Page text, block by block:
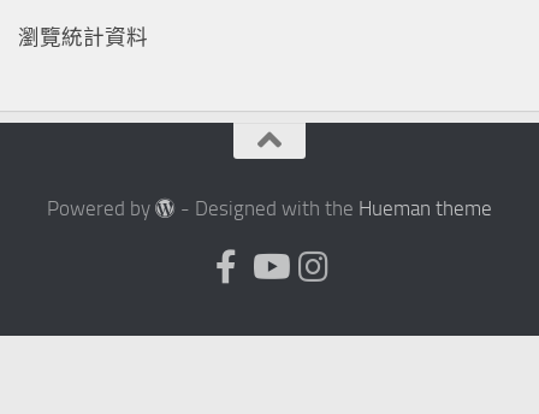
瀏覽統計資料
Powered by - Designed with the Hueman theme